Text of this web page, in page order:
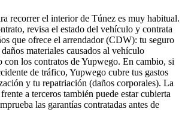
recorrer el interior de Túnez es muy habitual.
revisa el estado del vehículo y contrata
que ofrece el arrendador (CDW): tu seguro
materiales causados al vehículo
con los contratos de Yupwego. En cambio, si
de tráfico, Yupwego cubre tus gastos
y tu repatriación (daños corporales). La
a terceros también puede estar cubierta
las garantías contratadas antes de